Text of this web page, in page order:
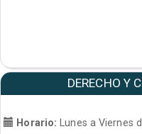
DERECHO Y
Horario:
Lunes a Viernes